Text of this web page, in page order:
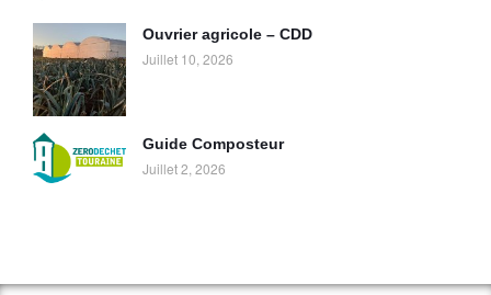
Ouvrier agricole – CDD
Juillet 10, 2026
Guide Composteur
Juillet 2, 2026